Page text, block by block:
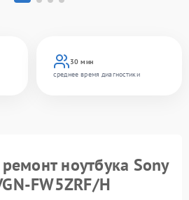
30 мин
среднее время диагностики
ноутбука Sony
FW5ZRF/H